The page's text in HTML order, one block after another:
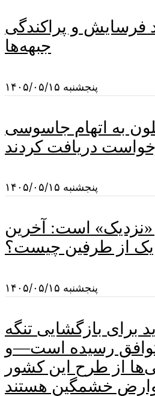
فرسایش و پراکندگی
جبهه‌ها
پنجشنبه ۱۴۰۵/۰۵/۱۵
به اتهام جاسوسی
دریافت کردند
پنجشنبه ۱۴۰۵/۰۵/۱۵
«نزدیک» است: آخرین
از طرفین چیست؟
پنجشنبه ۱۴۰۵/۰۵/۱۵
برای بازگشایی تنگه
رسیده است—و
از طرح این کشور
خشمگین هستند